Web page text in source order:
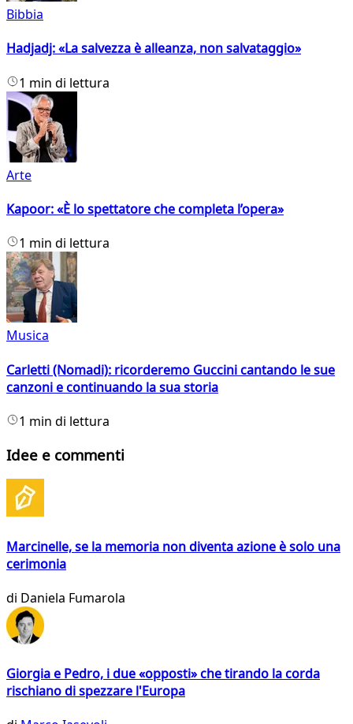
Bibbia
Hadjadj: «La salvezza è alleanza, non salvataggio»
1 min di lettura
Arte
Kapoor: «È lo spettatore che completa l’opera»
1 min di lettura
Musica
Carletti (Nomadi): ricorderemo Guccini cantando le sue
canzoni e continuando la sua storia
1 min di lettura
Idee e commenti
Marcinelle, se la memoria non diventa azione è solo una
cerimonia
di Daniela Fumarola
Giorgia e Pedro, i due «opposti» che tirando la corda
rischiano di spezzare l'Europa